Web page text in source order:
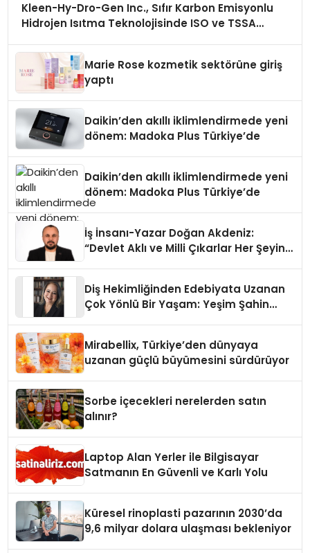
Kleen-Hy-Dro-Gen Inc., Sıfır Karbon Emisyonlu
Hidrojen Isıtma Teknolojisinde ISO ve TSSA
Marie Rose kozmetik sektörüne giriş
yaptı
Daikin’den akıllı iklimlendirmede yeni
dönem: Madoka Plus Türkiye’de
Daikin’den akıllı iklimlendirmede yeni
dönem: Madoka Plus Türkiye’de
İş İnsanı-Yazar Doğan Akdeniz:
“Devlet Aklı ve Milli Çıkarlar Her Şeyin
Diş Hekimliğinden Edebiyata Uzanan
Çok Yönlü Bir Yaşam: Yeşim Şahin
Mirabellix, Türkiye’den dünyaya
uzanan güçlü büyümesini sürdürüyor
Sorbe içecekleri nerelerden satın
alınır?
Laptop Alan Yerler ile Bilgisayar
Satmanın En Güvenli ve Karlı Yolu
Küresel rinoplasti pazarının 2030’da
9,6 milyar dolara ulaşması bekleniyor